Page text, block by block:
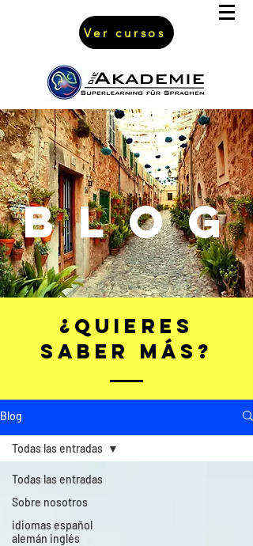
Ver cursos
BLOG
Blog
Todas las entradas
Sobre nosotros
idiomas español
alemán inglés
Todas las entradas
¿quieres
saber más?